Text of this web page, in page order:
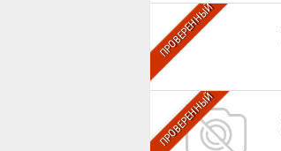
ПРОВЕРЕННЫЙ
ПРОВЕРЕННЫЙ